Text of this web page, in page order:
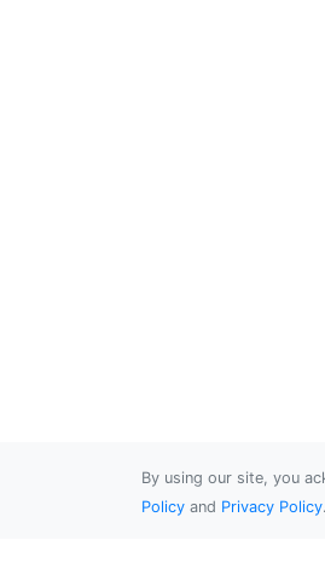
By using our site, you
Policy and Privacy Policy.